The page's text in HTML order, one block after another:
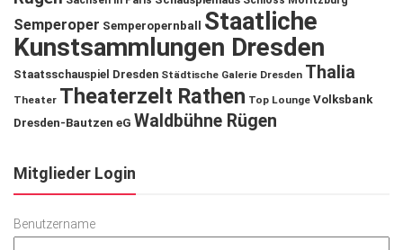
Semperoper Semperopernball
Staatliche
Kunstsammlungen Dresden
Staatsschauspiel Dresden Städtische Galerie Dresden Thalia
Theater Theaterzelt Rathen Top Lounge Volksbank
Dresden-Bautzen eG Waldbühne Rügen
Mitglieder Login
Benutzername